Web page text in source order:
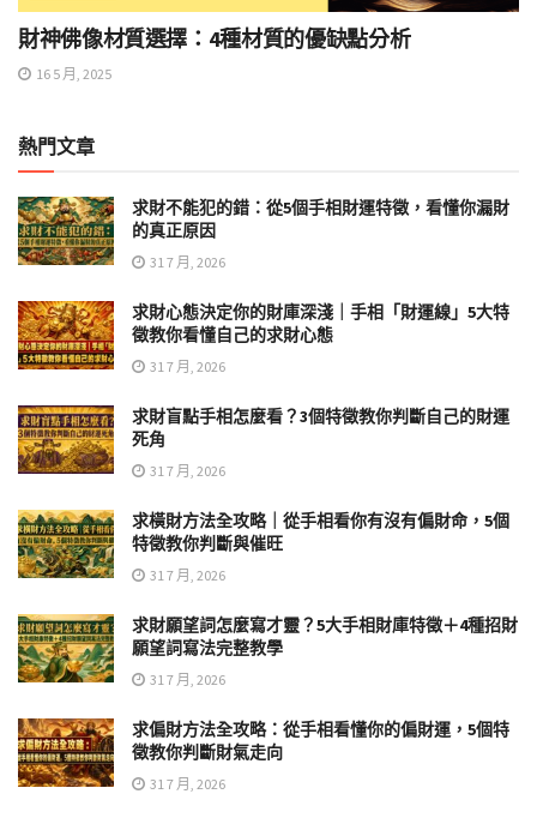
財神佛像材質選擇：4種材質的優缺點分析
16 5 月, 2025
熱門文章
求財不能犯的錯：從5個手相財運特徵，看懂你漏財
的真正原因
31 7 月, 2026
求財心態決定你的財庫深淺｜手相「財運線」5大特
徵教你看懂自己的求財心態
31 7 月, 2026
求財盲點手相怎麼看？3個特徵教你判斷自己的財運
死角
31 7 月, 2026
求橫財方法全攻略｜從手相看你有沒有偏財命，5個
特徵教你判斷與催旺
31 7 月, 2026
求財願望詞怎麼寫才靈？5大手相財庫特徵＋4種招財
願望詞寫法完整教學
31 7 月, 2026
求偏財方法全攻略：從手相看懂你的偏財運，5個特
徵教你判斷財氣走向
31 7 月, 2026